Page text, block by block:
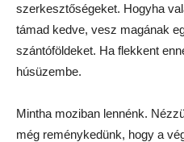
szerkesztőségeket. Hogyha
támad kedve, vesz magának
szántóföldeket. Ha flekkent
húsüzembe.
Mintha moziban lennénk.
még reménykedünk, hogy a